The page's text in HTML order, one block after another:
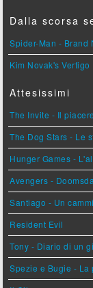
Dalla scorsa
Spider-Man - Brand
Kim Novak's Vertigo
Attesissimi
The Invite - Il
The Dog Stars - Le
Hunger Games -
Avengers -
Santiago - Un
Resident Evil
Tony - Diario di un
Spezie e Bugie - La